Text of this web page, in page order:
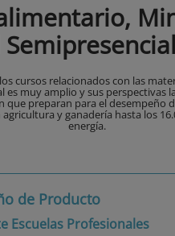
cursos relacionados con las
es muy amplio y sus
que preparan para el desempeño
y ganadería hasta los
energía.
de Producto
Escuelas Profesionales